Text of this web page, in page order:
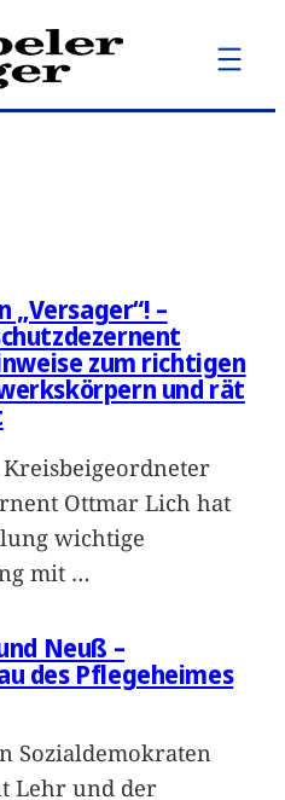
„Versager“! –
zum richtigen
und rät
Ottmar Lich hat
wichtige
mit …
Neuß –
des Pflegeheimes
Sozialdemokraten
Lehr und der